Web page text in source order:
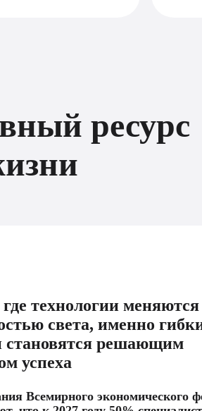
ресурс
технологии меняются
света, именно
решающим
успеха
Всемирного экономического